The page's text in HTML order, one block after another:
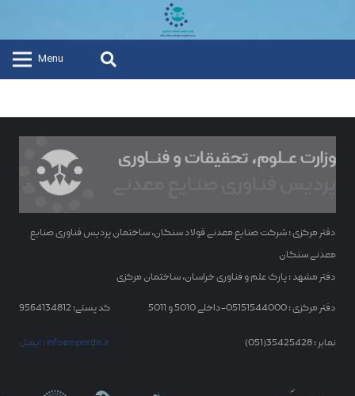
Menu
دفتر مرکزی : شرکت صنایع معدنی فولاد سنگان، ساختمان پردیس فناوری صنایع
معدنی سنگان
دفتر مشهد : پارک علم و فناوری خراسان، ساختمان مرکزی
کد پستی: 9564134812 دفتر مرکزی : 05151544000-داخلی 5010 و 5011
ایمیل : info@mpardis.ir نمابر : 35425428(051)